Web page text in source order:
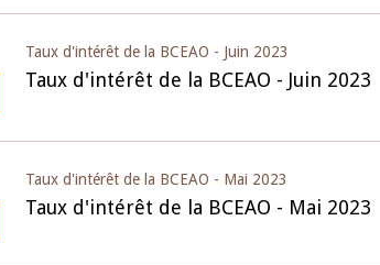
Taux d'intérêt de la BCEAO - Juin 2023
Taux d'intérêt de la BCEAO - Juin 2023
Taux d'intérêt de la BCEAO - Mai 2023
Taux d'intérêt de la BCEAO - Mai 2023